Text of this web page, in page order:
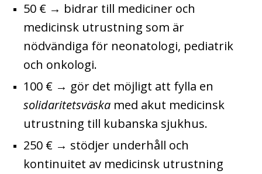
50 € → bidrar till mediciner och
medicinsk utrustning som är
nödvändiga för neonatologi, pediatrik
och onkologi.
100 € → gör det möjligt att fylla en
solidaritetsväska med akut medicinsk
utrustning till kubanska sjukhus.
250 € → stödjer underhåll och
kontinuitet av medicinsk utrustning